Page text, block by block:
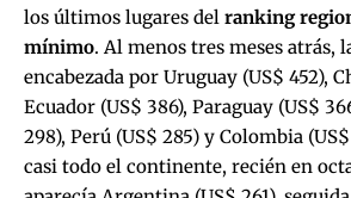
los últimos lugares del ranking
mínimo. Al menos tres meses atrás,
encabezada por Uruguay (US$ 452),
Ecuador (US$ 386), Paraguay (US$
298), Perú (US$ 285) y Colombia
casi todo el continente, recién en